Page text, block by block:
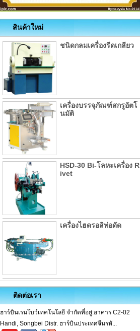
สินค้าใหม่
ชนิดกลมเครื่องรีดเกลียว
เครื่องบรรจุภัณฑ์สกรูอัตโ
นมัติ
HSD-30 Bi-โลหะเครื่อง R
ivet
เครื่องไฮดรอลิท่อดัด
ติดต่อเรา
ฮาร์บินเรนโบว์เทคโนโลยี จำกัดที่อยู่:อาคาร C2-02
Handi, Songbei Distr. ฮาร์บินประเทศจีนรหั...
การตีขึ้นรูปเย็นคืออะไร – กระบวนการตีขึ้นรูปเย็น วัสดุ
การใช้ ข้อดี และข้อเสีย